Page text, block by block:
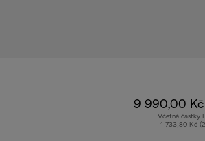
9 990,00 Kč
Včetně částky
1 733,80 Kč